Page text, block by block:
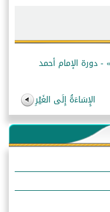
دورة الإمام أحمد
الإِسَاءَةُ إِلَى الغَيْرِ